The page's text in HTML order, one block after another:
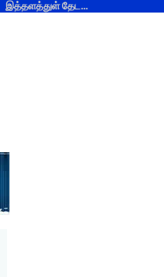
இத்தளத்துள் தேட...